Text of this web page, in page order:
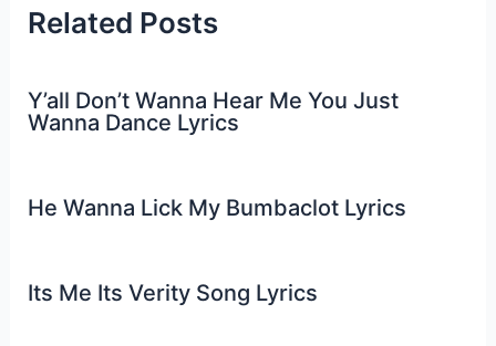
Related Posts
Y’all Don’t Wanna Hear Me You Just
Wanna Dance Lyrics
He Wanna Lick My Bumbaclot Lyrics
Its Me Its Verity Song Lyrics